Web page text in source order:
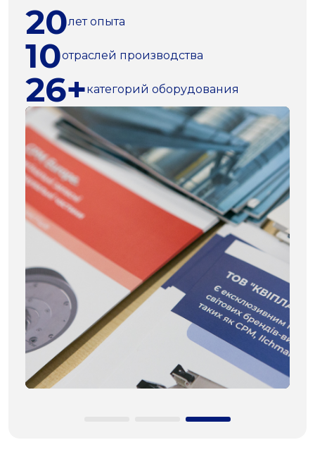
20лет опыта
10отраслей производства
26+категорий оборудования